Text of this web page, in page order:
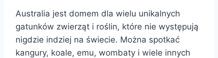
Australia jest domem dla wielu unikalnych
gatunków zwierząt i roślin, które nie występują
nigdzie indziej na świecie. Można spotkać
kangury, koale, emu, wombaty i wiele innych